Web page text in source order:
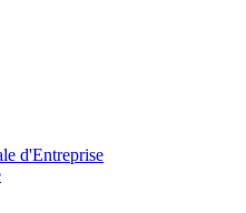
d'Entreprise